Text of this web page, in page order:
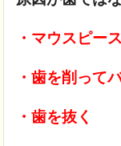
・マウスピー
・歯を削って
・歯を抜く